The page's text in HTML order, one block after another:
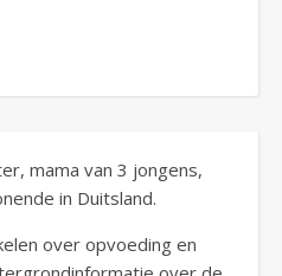
mama van 3 jongens,
in Duitsland.
over opvoeding en